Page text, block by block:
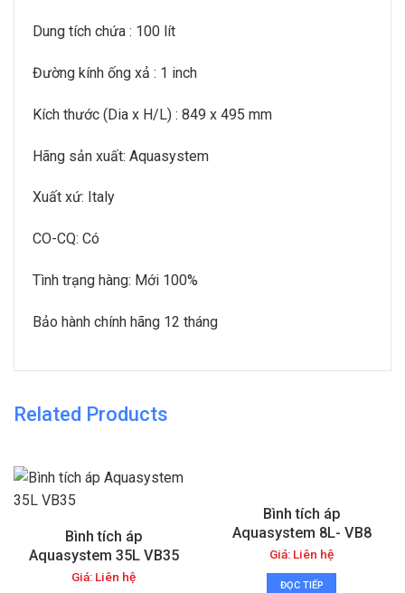
Dung tích chứa : 100 lít
Đường kính ống xả : 1 inch
Kích thước (Dia x H/L) : 849 x 495 mm
Hãng sản xuất: Aquasystem
Xuất xứ: Italy
CO-CQ: Có
Tình trạng hàng: Mới 100%
Bảo hành chính hãng 12 tháng
Related Products
Bình tích áp
Aquasystem 35L VB35
Giá: Liên hệ
Bình tích áp
Aquasystem 8L- VB8
Giá: Liên hệ
ĐỌC TIẾP